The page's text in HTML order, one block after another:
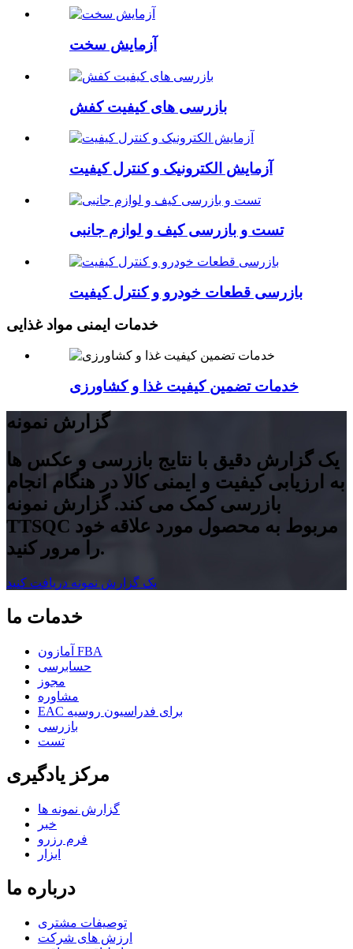
آزمایش سخت
بازرسی های کیفیت کفش
آزمایش الکترونیک و کنترل کیفیت
تست و بازرسی کیف و لوازم جانبی
بازرسی قطعات خودرو و کنترل کیفیت
خدمات ایمنی مواد غذایی
خدمات تضمین کیفیت غذا و کشاورزی
گزارش نمونه
یک گزارش دقیق با نتایج بازرسی و عکس ها
به ارزیابی کیفیت و ایمنی کالا در هنگام انجام
بازرسی کمک می کند. گزارش نمونه
TTSQC مربوط به محصول مورد علاقه خود
را مرور کنید.
یک گزارش نمونه دریافت کنید
خدمات ما
آمازون FBA
حسابرسی
مجوز
مشاوره
EAC برای فدراسیون روسیه
بازرسی
تست
مرکز یادگیری
گزارش نمونه ها
خبر
فرم رزرو
ابزار
درباره ما
توصیفات مشتری
ارزش های شرکت